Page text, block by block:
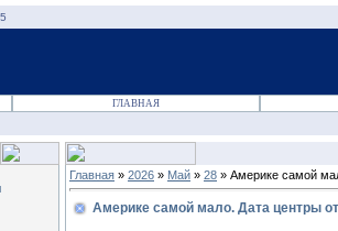
ГЛАВНАЯ
Главная » 2026 » Май » 28 » Америке самой
Америке самой мало. Дата центры